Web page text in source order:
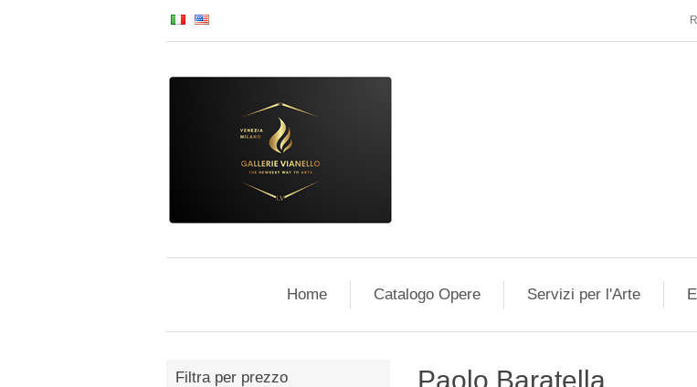
Home Catalogo Opere Servizi per l'Arte
Filtra per prezzo Paolo Baratella